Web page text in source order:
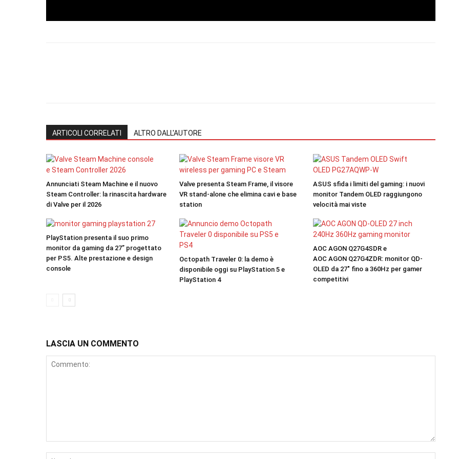
ARTICOLI CORRELATI ALTRO DALL'AUTORE
Annunciati Steam Machine e il nuovo
Steam Controller: la rinascita hardware
di Valve per il 2026
Valve presenta Steam Frame, il visore
VR stand-alone che elimina cavi e base
station
ASUS sfida i limiti del gaming: i nuovi
monitor Tandem OLED raggiungono
velocità mai viste
PlayStation presenta il suo primo
monitor da gaming da 27” progettato
per PS5. Alte prestazione e design
console
Octopath Traveler 0: la demo è
disponibile oggi su PlayStation 5 e
PlayStation 4
AOC AGON Q27G4SDR e
AOC AGON Q27G4ZDR: monitor QD-
OLED da 27″ fino a 360Hz per gamer
competitivi
LASCIA UN COMMENTO